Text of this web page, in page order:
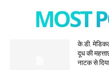
MOST
के.डी.
दूध की
नाटक से